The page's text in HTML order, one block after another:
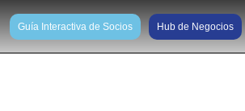
Guía Interactiva de Socios Hub de Negocios